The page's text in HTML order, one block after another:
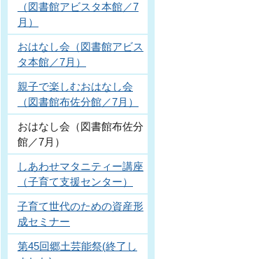
（図書館アビスタ本館／7
月）
おはなし会（図書館アビス
タ本館／7月）
親子で楽しむおはなし会
（図書館布佐分館／7月）
おはなし会（図書館布佐分
館／7月）
しあわせマタニティー講座
（子育て支援センター）
子育て世代のための資産形
成セミナー
第45回郷土芸能祭(終了し